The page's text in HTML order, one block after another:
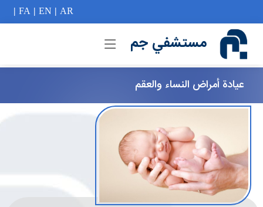
FA| EN | AR
|
مستشفي جم
عیادة أمراض النساء والعقم